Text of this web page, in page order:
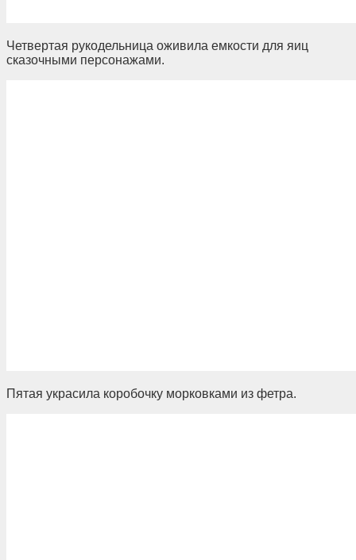
Четвертая рукодельница оживила емкости для яиц
сказочными персонажами.
Пятая украсила коробочку морковками из фетра.